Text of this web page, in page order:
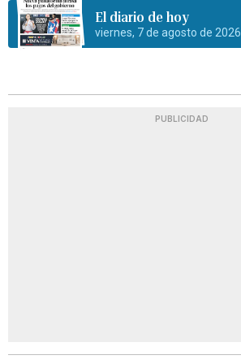
El diario de hoy
viernes, 7 de agosto de 2026
PUBLICIDAD